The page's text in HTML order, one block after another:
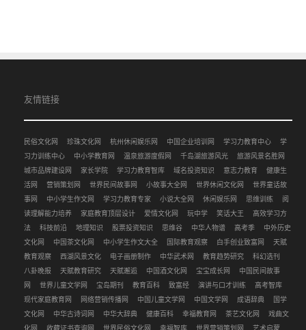
友情链接
民俗文化网 珍珠文化网 杭州休闲娱乐网 中国企业培训网 学习力教育中心
学
习力训练中心
中小学教育网 温泉旅游度假网 千岛湖旅游风光
旅游风景名胜网
城市品牌建设网
家长学院 学习力教育智库 域名投资知识 意志力教育
健康生
活网
营销策划网 世界民间故事网 小故事大全网 世界休闲文化网
世界童话故
事网
中小学生作文网 学习力教育专家 小说大全网 休闲娱乐网 思维训练
阅
读理解能力培养
家庭教育顶层设计 爱情文化网 玩中学 笑话大王
高效学习方
法
科技前沿 地理知识 股票投资知识 思维谷 中华人物谱 高考季
中外历史
文化网
中国茶文化网 中小学生作文大全 国际教育观察 白手创业致富网
天赋
教育观察
西湖风景文化 电子画册制作 中华武术网 教育趋势研究
科幻选刊
八卦晚报
天赋教育研究 天赋邂逅 中国酒文化网 宝宝成长网
中国民间故事
网
世界儿童文学网 宝岛期刊 教育百科 致富经 演讲与口才训练
高考智库
现代家庭教育网
网络营销传播网 中国儿童文学网 中国文学网 成语辞典
国学
文化网
中华古诗词网 中华大辞典 健康百科 幸福教育网 茶艺文化网
戏曲文
化网
收藏证书查询网 世界民俗文化网 幸福智库 世界营销策划网 艺术启蒙